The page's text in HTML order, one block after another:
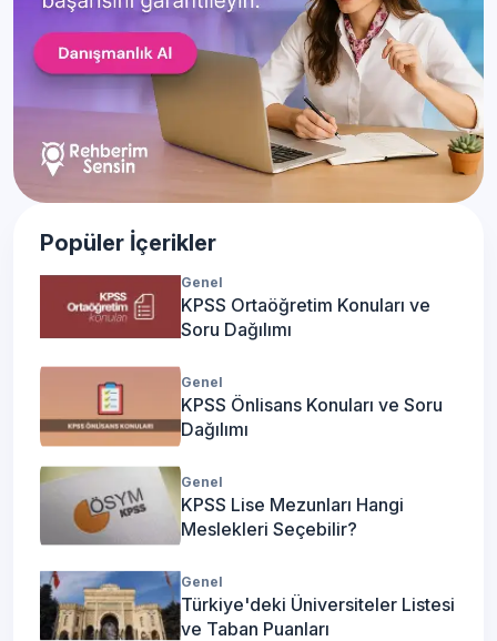
Popüler İçerikler
Genel
KPSS Ortaöğretim Konuları ve
Soru Dağılımı
Genel
KPSS Önlisans Konuları ve Soru
Dağılımı
Genel
KPSS Lise Mezunları Hangi
Meslekleri Seçebilir?
Genel
Türkiye'deki Üniversiteler Listesi
ve Taban Puanları